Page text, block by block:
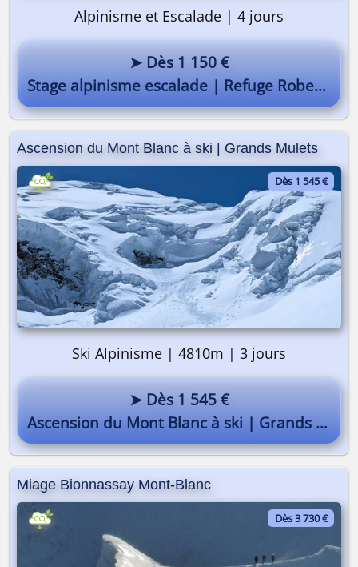
Alpinisme et Escalade | 4 jours
➤ Dès 1 150 €
Stage alpinisme escalade | Refuge Robert Blanc
Ascension du Mont Blanc à ski | Grands Mulets
Dès 1 545 €
Ski Alpinisme | 4810m | 3 jours
➤ Dès 1 545 €
Ascension du Mont Blanc à ski | Grands Mulets
Miage Bionnassay Mont-Blanc
Dès 3 730 €